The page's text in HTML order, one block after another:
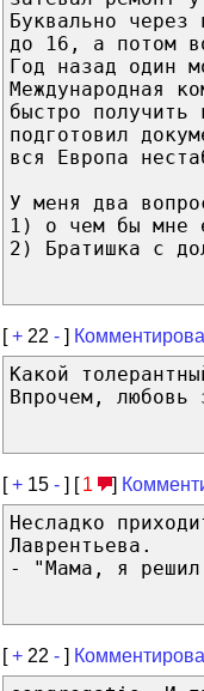
Буквально
до 16, а потом
Год назад один
Международная
быстро
подготовил
вся Европа
У меня два
1) о чем бы мне
2) Братишка с
[+ 22 - ]
Какой
Впрочем,
[+ 15 - ] [ 1 ]
Несладко
Лаврентьева.
- "Мама, я решил
[+ 22 - ]